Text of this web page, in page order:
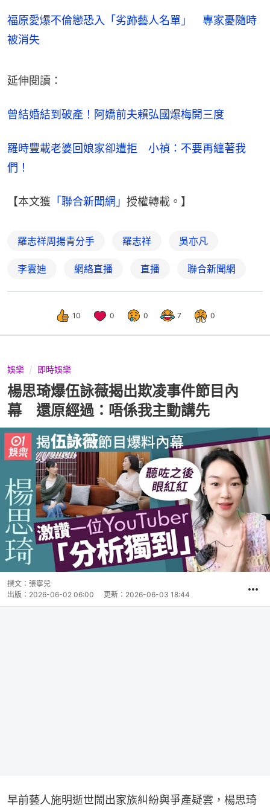
福原愛爆不倫戀恐入「劣跡藝人名單」 專家憂隨時
被消失
延伸閱讀：
曾結婚結到破產！阿嬌前夫賴弘國爆梅開三度
羅時豐載老婆回娘家卻遭拒　小禎：不要再纏著我
們！
【本文獲 「聯合新聞網」 授權轉載。】
羅志祥周揚青分手 羅志祥 吳亦凡
李雲迪 網絡直播 直播 聯合新聞網
10 0 0 7 0
娛樂 即時娛樂
楊思琦爆伍詠薇揭出欺凌事件節目內
幕 還原經過：唔係我主動講先
撰文： 張寧兒
出版： 2026-06-02 06:00 更新： 2026-06-03 18:44
早前藝人施明逝世鬧出家族糾紛與爭產疑雲，楊思琦